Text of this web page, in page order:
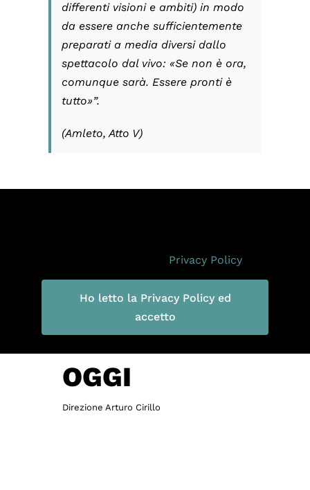
differenti visioni e ambiti) in modo
da essere anche sufficientemente
preparati a media diversi dallo
spettacolo dal vivo: «Se non è ora,
comunque sarà. Essere pronti è
tutto»”.
(Amleto, Atto V)
Privacy Policy.
Ho letto la Privacy Policy ed
accetto
OGGI
Direzione Arturo Cirillo